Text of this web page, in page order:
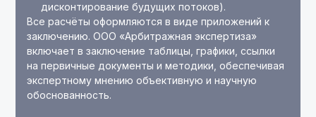
дисконтирование будущих потоков).
Все расчёты оформляются в виде приложений к
заключению. ООО «Арбитражная экспертиза»
включает в заключение таблицы, графики, ссылки
на первичные документы и методики, обеспечивая
экспертному мнению объективную и научную
обоснованность.